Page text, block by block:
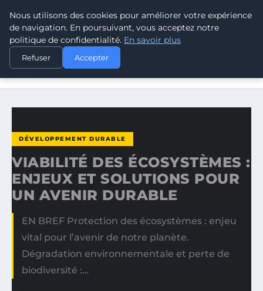
CLIMATE GUARDIAN
ACCUEIL
DÉVELOPPEMENT DURABLE
VIABILITÉ DES ÉCOSYSTÈMES : ENJEUX ET SOLUTIONS
DÉVELOPPEMENT DURABLE
VIABILITÉ DES ÉCOSYSTÈMES :
ENJEUX ET SOLUTIONS POUR
UN AVENIR DURABLE
EN BREF Protection des écosystèmes : enjeu
vital pour l’avenir de notre planète.
Dégradation environnementale et perte de
biodiversité :…
Nous utilisons des cookies pour améliorer votre expérience
de navigation. En poursuivant, vous acceptez notre
politique de confidentialité. En savoir plus
Refuser Accepter